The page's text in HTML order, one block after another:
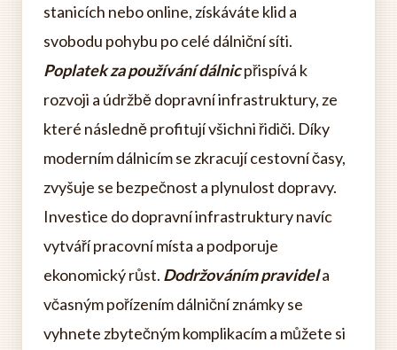
stanicích nebo online, získáváte klid a
svobodu pohybu po celé dálniční síti.
Poplatek za používání dálnicpřispívá k
rozvoji a údržbě dopravní infrastruktury, ze
které následně profitují všichni řidiči. Díky
moderním dálnicím se zkracují cestovní časy,
zvyšuje se bezpečnost a plynulost dopravy.
Investice do dopravní infrastruktury navíc
vytváří pracovní místa a podporuje
ekonomický růst. Dodržováním pravidela
včasným pořízením dálniční známky se
vyhnete zbytečným komplikacím a můžete si